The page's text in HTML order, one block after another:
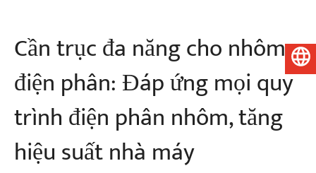
Cần trục đa năng cho nhôm
điện phân: Đáp ứng mọi quy
trình điện phân nhôm, tăng
hiệu suất nhà máy
Tiếng Việt